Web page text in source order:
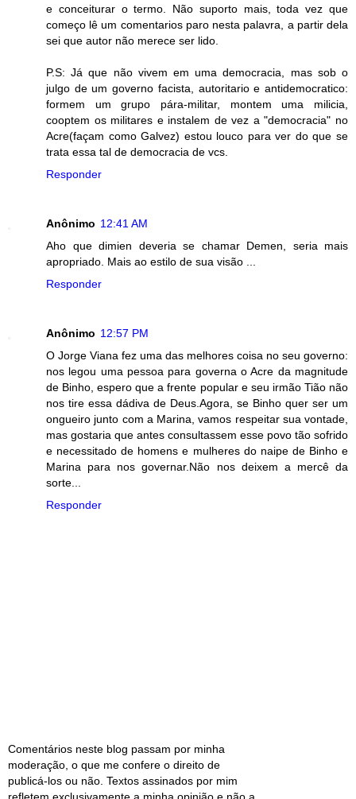
e conceiturar o termo. Não suporto mais, toda vez que
começo lê um comentarios paro nesta palavra, a partir dela
sei que autor não merece ser lido.
P.S: Já que não vivem em uma democracia, mas sob o
julgo de um governo facista, autoritario e antidemocratico:
formem um grupo pára-militar, montem uma milicia,
cooptem os militares e instalem de vez a "democracia" no
Acre(façam como Galvez) estou louco para ver do que se
trata essa tal de democracia de vcs.
Responder
Anônimo 12:41 AM
Aho que dimien deveria se chamar Demen, seria mais
apropriado. Mais ao estilo de sua visão ...
Responder
Anônimo 12:57 PM
O Jorge Viana fez uma das melhores coisa no seu governo:
nos legou uma pessoa para governa o Acre da magnitude
de Binho, espero que a frente popular e seu irmão Tião não
nos tire essa dádiva de Deus.Agora, se Binho quer ser um
ongueiro junto com a Marina, vamos respeitar sua vontade,
mas gostaria que antes consultassem esse povo tão sofrido
e necessitado de homens e mulheres do naipe de Binho e
Marina para nos governar.Não nos deixem a mercê da
sorte...
Responder
Comentários neste blog passam por minha
moderação, o que me confere o direito de
publicá-los ou não. Textos assinados por mim